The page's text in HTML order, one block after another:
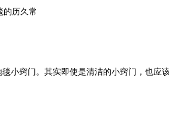
的历久常
小窍门。其实即使是清洁的小窍门，也应